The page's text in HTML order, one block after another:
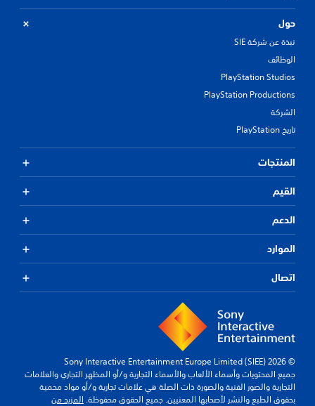
حول
نبذة عن شركة SIE
الوظائف
PlayStation Studios
PlayStation Productions
الشركة
تاريخ PlayStation
المنتجات
القيم
الدعم
الموارد
اتصال
© 2026 Sony Interactive Entertainment Europe Limited (SIEE)
جميع المحتويات وأسماء الألعاب والأسماء التجارية و/أو المظهر التجاري والعلامات
التجارية والصور الفنية والصورة ذات الصلة هي علامات تجارية و/أو مواد محمية
بحقوق الطبع والنشر لأصحابها المعنيين. جميع الحقوق محفوظة. المزيد من